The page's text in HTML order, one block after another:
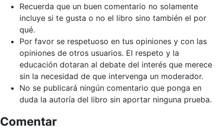
Recuerda que un buen comentario no solamente
incluye si te gusta o no el libro sino también el por
qué.
Por favor se respetuoso en tus opiniones y con las
opiniones de otros usuarios. El respeto y la
educación dotaran al debate del interés que merece
sin la necesidad de que intervenga un moderador.
No se publicará ningún comentario que ponga en
duda la autoría del libro sin aportar ninguna prueba.
Comentar